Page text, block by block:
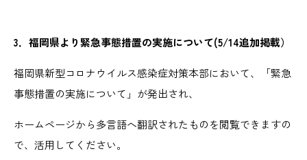
3．福岡県より緊急事態措置の実施について(5/14追加掲載）
福岡県新型コロナウイルス感染症対策本部において、「緊急
事態措置の実施について」が発出され、
ホームページから多言語へ翻訳されたものを閲覧できますの
で、活用してください。